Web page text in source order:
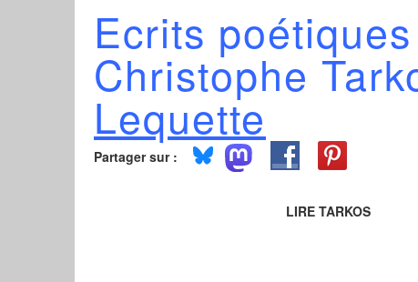
Ecrits
Christophe
Lequette
Partager sur :
LIRE TARKOS